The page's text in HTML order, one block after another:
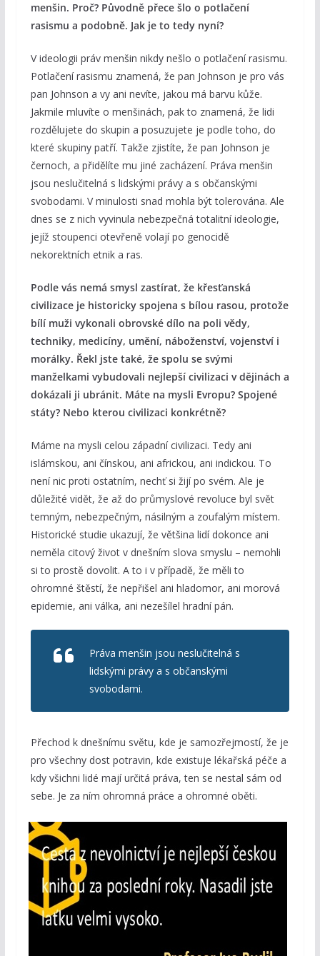
menšin. Proč? Původně přece šlo o potlačení
rasismu a podobně. Jak je to tedy nyní?
V ideologii práv menšin nikdy nešlo o potlačení rasismu.
Potlačení rasismu znamená, že pan Johnson je pro vás
pan Johnson a vy ani nevíte, jakou má barvu kůže.
Jakmile mluvíte o menšinách, pak to znamená, že lidi
rozdělujete do skupin a posuzujete je podle toho, do
které skupiny patří. Takže zjistíte, že pan Johnson je
černoch, a přidělíte mu jiné zacházení. Práva menšin
jsou neslučitelná s lidskými právy a s občanskými
svobodami. V minulosti snad mohla být tolerována. Ale
dnes se z nich vyvinula nebezpečná totalitní ideologie,
jejíž stoupenci otevřeně volají po genocidě
nekorektních etnik a ras.
Podle vás nemá smysl zastírat, že křesťanská
civilizace je historicky spojena s bílou rasou, protože
bílí muži vykonali obrovské dílo na poli vědy,
techniky, medicíny, umění, náboženství, vojenství i
morálky. Řekl jste také, že spolu se svými
manželkami vybudovali nejlepší civilizaci v dějinách a
dokázali ji ubránit. Máte na mysli Evropu? Spojené
státy? Nebo kterou civilizaci konkrétně?
Máme na mysli celou západní civilizaci. Tedy ani
islámskou, ani čínskou, ani africkou, ani indickou. To
není nic proti ostatním, nechť si žijí po svém. Ale je
důležité vidět, že až do průmyslové revoluce byl svět
temným, nebezpečným, násilným a zoufalým místem.
Historické studie ukazují, že většina lidí dokonce ani
neměla citový život v dnešním slova smyslu – nemohli
si to prostě dovolit. A to i v případě, že měli to
ohromné štěstí, že nepřišel ani hladomor, ani morová
epidemie, ani válka, ani nezešílel hradní pán.
Práva menšin jsou neslučitelná s
lidskými právy a s občanskými
svobodami.
Přechod k dnešnímu světu, kde je samozřejmostí, že je
pro všechny dost potravin, kde existuje lékařská péče a
kdy všichni lidé mají určitá práva, ten se nestal sám od
sebe. Je za ním ohromná práce a ohromné oběti.